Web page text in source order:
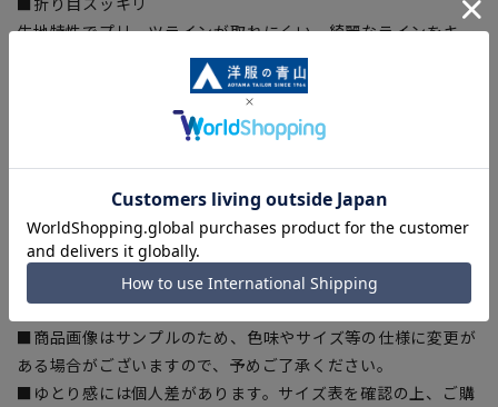
生地特性でプリーツラインが取れにくい、綺麗なラインをキー
この商品はリサイクル原料を使用し、プラスチック・スマート
に賛同しています。当製品は裏地の糸の一部にECOBLUE®を使
用しています。ECOBLUE®はマテリアルリサイクルにより、ペ
ットボトルを繊維へと再生しています。
【シルエット】《ゆったり》 (当社比)
【商品に関するご注意】
■商品画像はサンプルのため、色味やサイズ等の仕様に変更が
ある場合がございますので、予めご了承ください。
■ゆとり感には個人差があります。サイズ表を確認の上、ご購